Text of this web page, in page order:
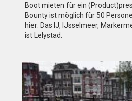
Boot mieten für ein
Bounty ist möglich für 50
hier: Das IJ, IJsselmeer,
ist Lelystad.